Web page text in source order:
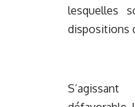
lesquelles
dispositions